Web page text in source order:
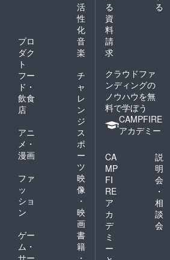
活
性
化
プロ
ダク
ト
音
楽
フー
ド・
飲食
店
チ
ャ
レ
ン
ジ
アニ
メ・
漫画
ス
ポ
ー
ツ
ファ
ッ
ショ
ン
映
像
・
映
画
ゲー
ム・
書
籍
る
る
資
料
請
求
クラウドファ
ンディングの
ノウハウを無
料で学ぼう
CAMPFIRE
アカデミー
CA
MP
FI
RE
ア
カ
デ
ミ
ー
説
明
会
・
相
談
会